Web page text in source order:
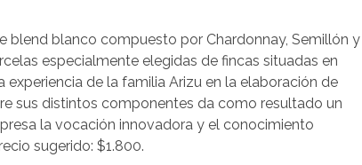
blend blanco compuesto por Chardonnay, Semillón y
especialmente elegidas de fincas situadas en
de la familia Arizu en la elaboración de
sus distintos componentes da como resultado un
la vocación innovadora y el conocimiento
sugerido: $1.800.